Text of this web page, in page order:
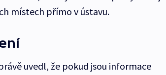
místech přímo v ústavu.
uvedl, že pokud jsou informace